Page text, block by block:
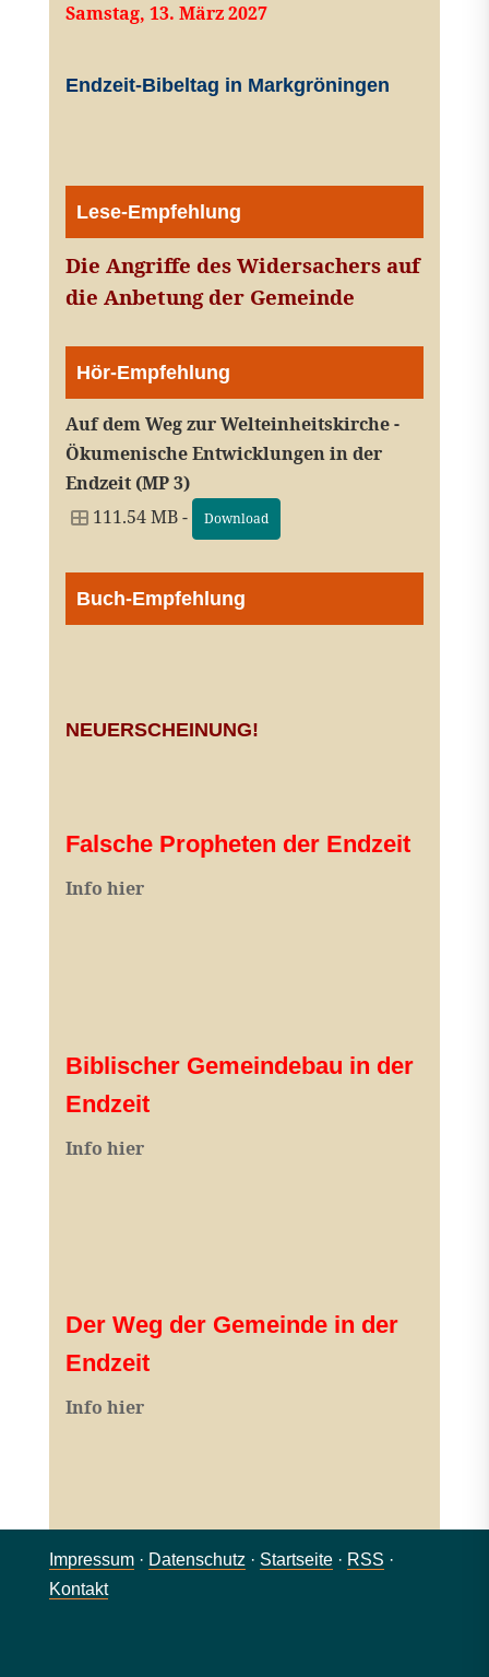
Samstag, 13. März 2027
Endzeit-Bibeltag in Markgröningen
Lese-Empfehlung
Die Angriffe des Widersachers auf
die Anbetung der Gemeinde
Hör-Empfehlung
Auf dem Weg zur Welteinheitskirche -
Ökumenische Entwicklungen in der
Endzeit (MP 3)
111.54 MB -
Download
Buch-Empfehlung
NEUERSCHEINUNG!
Falsche Propheten der Endzeit
Info hier
Biblischer Gemeindebau in der
Endzeit
Info hier
Der Weg der Gemeinde in der
Endzeit
Info hier
Impressum· Datenschutz · Startseite· RSS ·
Kontakt